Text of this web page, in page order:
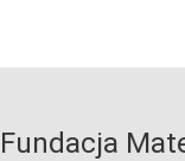
Fundacja